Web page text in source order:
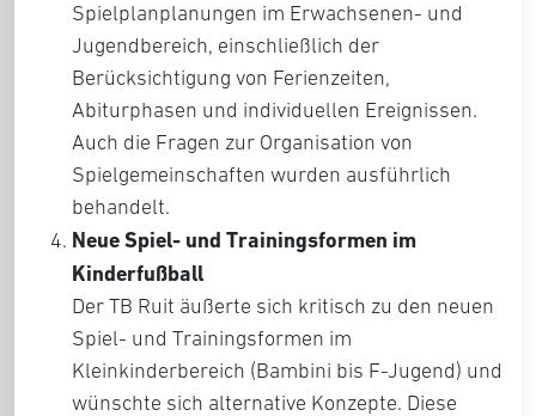
Spielplanplanungen im Erwachsenen- und
Jugendbereich, einschließlich der
Berücksichtigung von Ferienzeiten,
Abiturphasen und individuellen Ereignissen.
Auch die Fragen zur Organisation von
Spielgemeinschaften wurden ausführlich
behandelt.
Neue Spiel- und Trainingsformen im
Kinderfußball
Der TB Ruit äußerte sich kritisch zu den neuen
Spiel- und Trainingsformen im
Kleinkinderbereich (Bambini bis F-Jugend) und
wünschte sich alternative Konzepte. Diese